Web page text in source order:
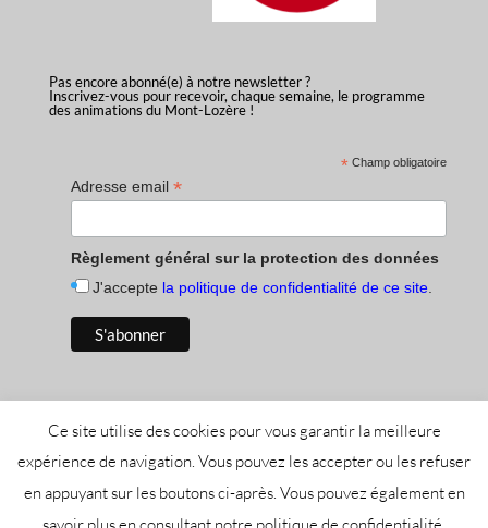
Pas encore abonné(e) à notre newsletter ?
Inscrivez-vous pour recevoir, chaque semaine, le programme
des animations du Mont-Lozère !
* Champ obligatoire
Adresse email *
Règlement général sur la protection des données
J'accepte la politique de confidentialité de ce site.
Tous droits réservés Office de Tourisme Mont-Lozère -
Ce site utilise des cookies pour vous garantir la meilleure
expérience de navigation. Vous pouvez les accepter ou les refuser
en appuyant sur les boutons ci-après. Vous pouvez également en